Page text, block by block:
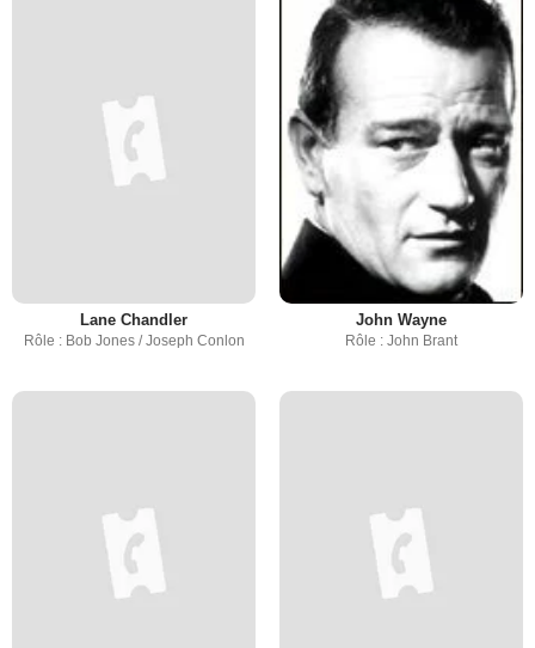
Lane Chandler
Rôle : Bob Jones / Joseph Conlon
John Wayne
Rôle : John Brant